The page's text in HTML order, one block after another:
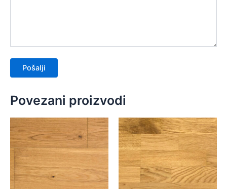
Povezani proizvodi